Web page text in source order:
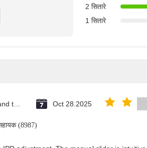
2 सितारे
1 सितारे
Oct 28.2025
(8987)